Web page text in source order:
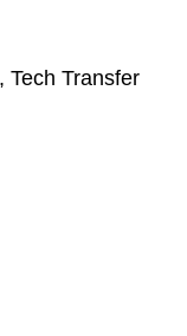
Tech Transfer